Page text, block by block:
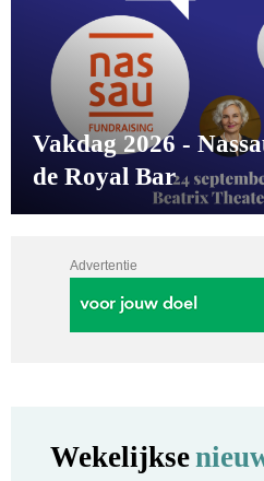
Vakdag 2026 -
de Royal Bar
Advertentie
Wekelijkse